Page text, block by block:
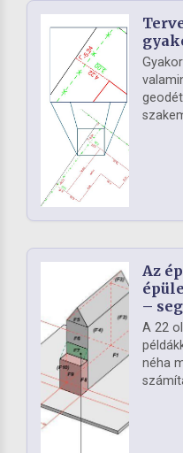
Az
–
A 22
néha